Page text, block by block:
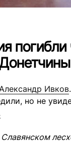
погибли
Ивков
но не